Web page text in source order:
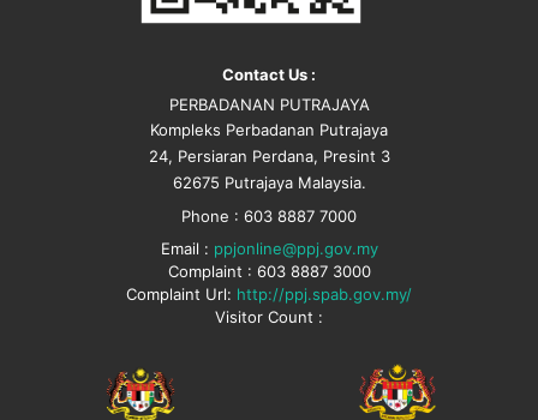
Contact Us :
PERBADANAN PUTRAJAYA
Kompleks Perbadanan Putrajaya
24, Persiaran Perdana, Presint 3
62675 Putrajaya Malaysia.
Phone : 603 8887 7000
Email : ppjonline@ppj.gov.my
Complaint : 603 8887 3000
Complaint Url: http://ppj.spab.gov.my/
Visitor Count :